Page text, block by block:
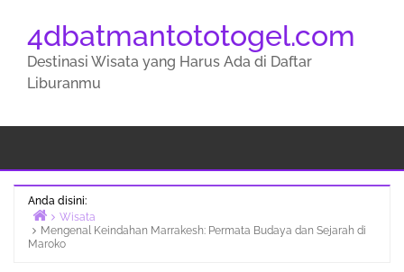
4dbatmantototogel.com
Destinasi Wisata yang Harus Ada di Daftar
Liburanmu
Anda disini:
Beranda
Wisata
Mengenal Keindahan Marrakesh: Permata Budaya dan Sejarah di
Maroko